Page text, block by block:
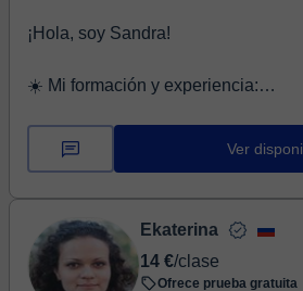
¡Hola, soy Sandra!
☀️ Mi formación y experiencia:
como lengua extranjera. De...
Ver
Ekaterina
14 €/clase
Ofrece prueba gratuita